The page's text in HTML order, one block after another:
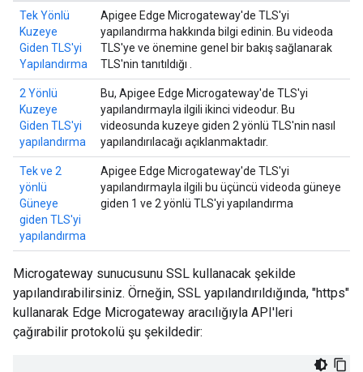
Tek Yönlü
Kuzeye
Giden TLS'yi
Yapılandırma
Apigee Edge Microgateway'de TLS'yi
yapılandırma hakkında bilgi edinin. Bu videoda
TLS'ye ve önemine genel bir bakış sağlanarak
TLS'nin tanıtıldığı .
2 Yönlü
Kuzeye
Giden TLS'yi
yapılandırma
Bu, Apigee Edge Microgateway'de TLS'yi
yapılandırmayla ilgili ikinci videodur. Bu
videosunda kuzeye giden 2 yönlü TLS'nin nasıl
yapılandırılacağı açıklanmaktadır.
Tek ve 2
yönlü
Güneye
giden TLS'yi
yapılandırma
Apigee Edge Microgateway'de TLS'yi
yapılandırmayla ilgili bu üçüncü videoda güneye
giden 1 ve 2 yönlü TLS'yi yapılandırma
Microgateway sunucusunu SSL kullanacak şekilde
yapılandırabilirsiniz. Örneğin, SSL yapılandırıldığında, "https"
kullanarak Edge Microgateway aracılığıyla API'leri
çağırabilir protokolü şu şekildedir: